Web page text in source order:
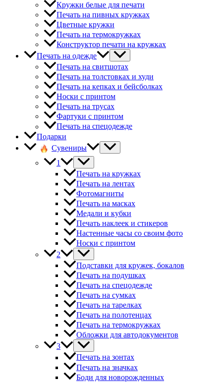
Кружки белые для печати
Печать на пивных кружках
Цветные кружки
Печать на термокружках
Конструктор печати на кружках
Печать на одежде
Печать на свитшотах
Печать на толстовках и худи
Печать на кепках и бейсболках
Носки с принтом
Печать на трусах
Фартуки с принтом
Печать на спецодежде
Подарки
Сувениры
1
Печать на кружках
Печать на лентах
Фотомагниты
Печать на масках
Медали и кубки
Печать наклеек и стикеров
Настенные часы со своим фото
Носки с принтом
2
Подставки для кружек, бокалов
Печать на подушках
Печать на спецодежде
Печать на сумках
Печать на тарелках
Печать на полотенцах
Печать на термокружках
Обложки для автодокументов
3
Печать на зонтах
Печать на значках
Боди для новорожденных